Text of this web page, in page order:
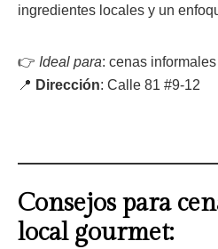
ingredientes locales y un
👉 Ideal para: cenas
📍 Dirección: Calle 81 #9-12
Consejos para
local gourmet: